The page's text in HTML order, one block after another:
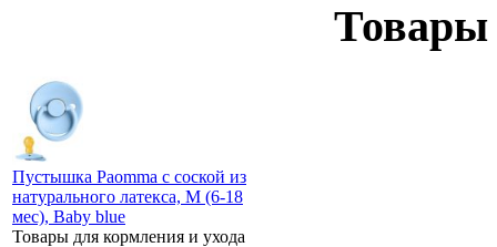
Товары
Пустышка Paomma с соской из
натурального латекса, M (6-18
мес), Baby blue
Товары для кормления и ухода